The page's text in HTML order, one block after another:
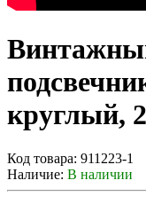
круглый,
Код товара: 911223-1
Наличие: В наличии